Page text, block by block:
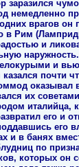
заразился
немедленно
врагов он
в Рим
и
и
почти
оказывал
их
италийца,
его и
его
и в банях
по
которых он